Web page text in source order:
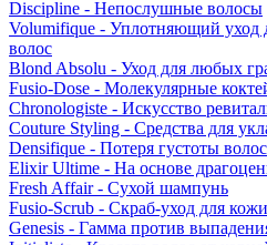
Discipline - Непослушные волосы
Volumifique - Уплотняющий уход
волос
Blond Absolu - Уход для любых
Fusio-Dose - Молекулярные
Chronologiste - Искусство
Couture Styling - Средства для
Densifique - Потеря густоты волос
Elixir Ultime - На основе
Fresh Affair - Сухой шампунь
Fusio-Scrub - Скраб-уход для
Genesis - Гамма против